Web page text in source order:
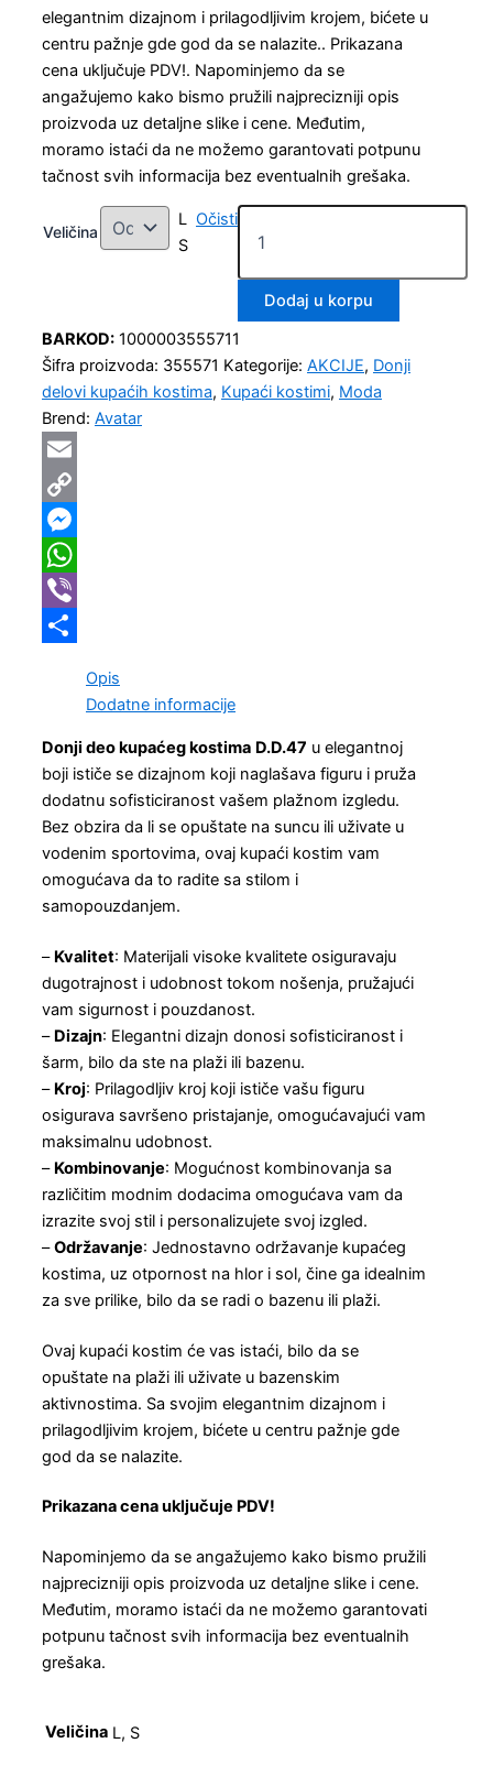
elegantnim dizajnom i prilagodljivim krojem, bićete u
centru pažnje gde god da se nalazite.. Prikazana
cena uključuje PDV!. Napominjemo da se
angažujemo kako bismo pružili najprecizniji opis
proizvoda uz detaljne slike i cene. Međutim,
moramo istaći da ne možemo garantovati potpunu
tačnost svih informacija bez eventualnih grešaka.
Veličina
L
S
Očisti
Dodaj u korpu
BARKOD: 1000003555711
Šifra proizvoda: 355571 Kategorije: AKCIJE, Donji
delovi kupaćih kostima, Kupaći kostimi, Moda
Brend: Avatar
Email
Copy
Link
Messenger
WhatsApp
Viber
Opis
Dodatne informacije
Donji deo kupaćeg kostima D.D.47 u elegantnoj
boji ističe se dizajnom koji naglašava figuru i pruža
dodatnu sofisticiranost vašem plažnom izgledu.
Bez obzira da li se opuštate na suncu ili uživate u
vodenim sportovima, ovaj kupaći kostim vam
omogućava da to radite sa stilom i
samopouzdanjem.
– Kvalitet: Materijali visoke kvalitete osiguravaju
dugotrajnost i udobnost tokom nošenja, pružajući
vam sigurnost i pouzdanost.
– Dizajn: Elegantni dizajn donosi sofisticiranost i
šarm, bilo da ste na plaži ili bazenu.
– Kroj: Prilagodljiv kroj koji ističe vašu figuru
osigurava savršeno pristajanje, omogućavajući vam
maksimalnu udobnost.
– Kombinovanje: Mogućnost kombinovanja sa
različitim modnim dodacima omogućava vam da
izrazite svoj stil i personalizujete svoj izgled.
–Održavanje: Jednostavno održavanje kupaćeg
kostima, uz otpornost na hlor i sol, čine ga idealnim
za sve prilike, bilo da se radi o bazenu ili plaži.
Ovaj kupaći kostim će vas istaći, bilo da se
opuštate na plaži ili uživate u bazenskim
aktivnostima. Sa svojim elegantnim dizajnom i
prilagodljivim krojem, bićete u centru pažnje gde
god da se nalazite.
Prikazana cena uključuje PDV!
Napominjemo da se angažujemo kako bismo pružili
najprecizniji opis proizvoda uz detaljne slike i cene.
Međutim, moramo istaći da ne možemo garantovati
potpunu tačnost svih informacija bez eventualnih
grešaka.
Veličina L, S